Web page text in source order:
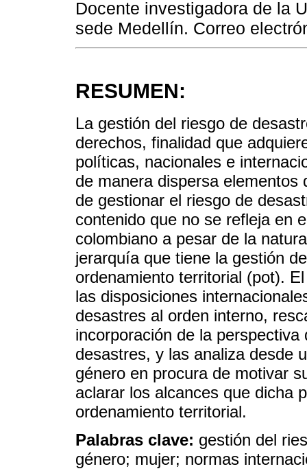
Docente investigadora de la
sede Medellín. Correo
RESUMEN:
La gestión del riesgo de
derechos, finalidad que
políticas, nacionales e
de manera dispersa
de gestionar el riesgo de
contenido que no se refleja en
colombiano a pesar de la
jerarquía que tiene la gestión
ordenamiento territorial (pot).
las disposiciones
desastres al orden interno,
incorporación de la
desastres, y las analiza desde
género en procura de motivar
aclarar los alcances que dicha
ordenamiento territorial.
Palabras clave: gestión del
género; mujer; normas